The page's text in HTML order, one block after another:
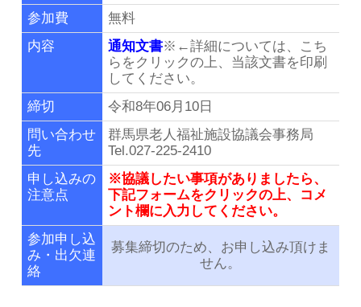
参加費
無料
内容
通知文書※←詳細については、こち
らをクリックの上、当該文書を印刷
してください。
締切
令和8年06月10日
問い合わせ
先
群馬県老人福祉施設協議会事務局
Tel.027-225-2410
申し込みの
注意点
※協議したい事項がありましたら、
下記フォームをクリックの上、コメ
ント欄に入力してください。
参加申し込
み・出欠連
絡
募集締切のため、お申し込み頂けま
せん。
お問い合わせ
会員専用ページ